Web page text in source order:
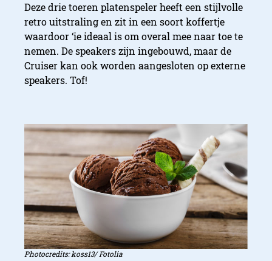
Deze drie toeren platenspeler heeft een stijlvolle
retro uitstraling en zit in een soort koffertje
waardoor ‘ie ideaal is om overal mee naar toe te
nemen. De speakers zijn ingebouwd, maar de
Cruiser kan ook worden aangesloten op externe
speakers. Tof!
Photocredits: koss13/ Fotolia